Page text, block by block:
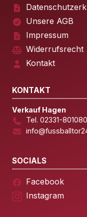
Unsere AGB
Impressum
Widerrufsrecht
Kontakt
KONTAKT
Verkauf Hagen
Tel. 02331-801080
SOCIALS
Facebook
Instagram